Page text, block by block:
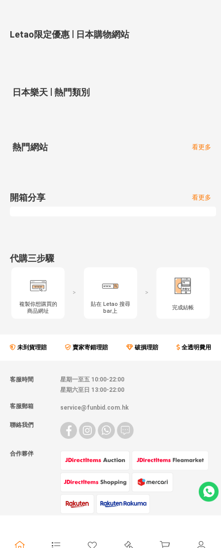
Letao限定優惠 | 日本購物網站
日本樂天 | 熱門類別
熱門網站 看更多
開箱分享 看更多
代購三步驟
複製你想購買的
商品網址
>
貼在 Letao 搜尋
bar上
>
完成結帳
未到貨理賠 賣家寄錯理賠 破損理賠 全透明費用
客服時間
星期一至五 10:00-22:00
星期六至日 13:00-22:00
客服郵箱 service@funbid.com.hk
聯絡我們
合作夥伴